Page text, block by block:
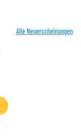
Alle Neuerscheinungen